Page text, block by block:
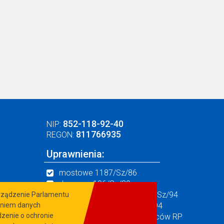
NIP: 852-118-92-40
REGON: 811766935
Uprawnienia:
mostowe 1187/Sz/86
drogowe 196/Sz/89
zewn. sieci wod.-kan. 1133/Sz/94
konstr. budowlane 305/Sz/94
Certyfikat Związku Mostowców RP
Parlamentu
danych
o ochronie